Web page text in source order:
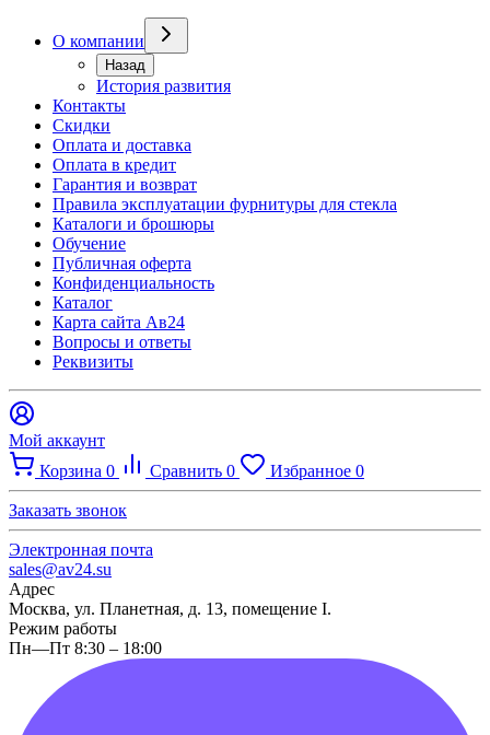
О компании
Назад
История развития
Контакты
Скидки
Оплата и доставка
Оплата в кредит
Гарантия и возврат
Правила эксплуатации фурнитуры для стекла
Каталоги и брошюры
Обучение
Публичная оферта
Конфиденциальность
Каталог
Карта сайта Ав24
Вопросы и ответы
Реквизиты
Мой аккаунт
Корзина 0 Сравнить 0 Избранное 0
Заказать звонок
Электронная почта
sales@av24.su
Адрес
Москва, ул. Планетная, д. 13, помещение I.
Режим работы
Пн—Пт 8:30 – 18:00